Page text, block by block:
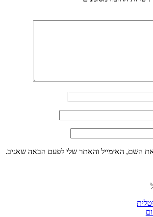
השם, האימייל והאתר שלי לפעם הבאה שאגיב.